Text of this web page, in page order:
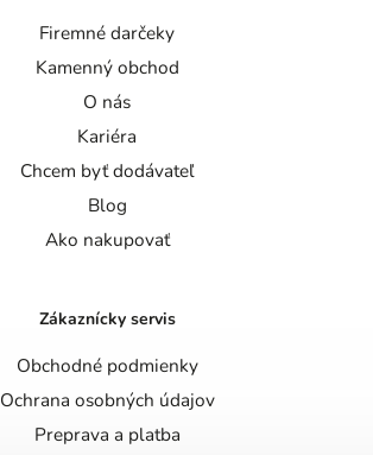
Firemné darčeky
Kamenný obchod
O nás
Kariéra
Chcem byť dodávateľ
Blog
Ako nakupovať
Zákaznícky servis
Obchodné podmienky
Ochrana osobných údajov
Preprava a platba